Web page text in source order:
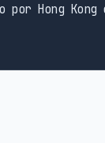
Hong Kong